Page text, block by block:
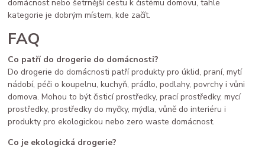
domácnost nebo šetrnější cestu k čistému domovu, tahle
kategorie je dobrým místem, kde začít.
FAQ
Co patří do drogerie do domácnosti?
Do drogerie do domácnosti patří produkty pro úklid, praní, mytí
nádobí, péči o koupelnu, kuchyň, prádlo, podlahy, povrchy i vůni
domova. Mohou to být čisticí prostředky, prací prostředky, mycí
prostředky, prostředky do myčky, mýdla, vůně do interiéru i
produkty pro ekologickou nebo zero waste domácnost.
Co je ekologická drogerie?